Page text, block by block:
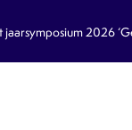
jaarsymposium 2026
chevron_right